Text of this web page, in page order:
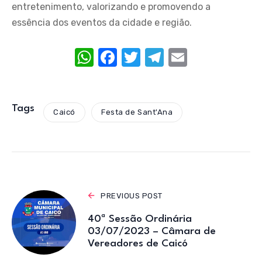
entretenimento, valorizando e promovendo a
essência dos eventos da cidade e região.
W
s
p
F
e
o
k
T
te
T
gr
m
Tags Caicó Festa de Sant'Ana
PREVIOUS POST
40ª Sessão Ordinária
03/07/2023 – Câmara de
Vereadores de Caicó